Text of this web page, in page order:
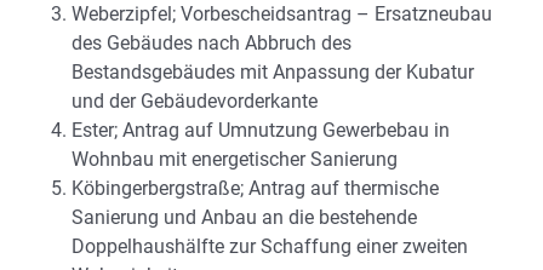
Weberzipfel; Vorbescheidsantrag – Ersatzneubau
des Gebäudes nach Abbruch des
Bestandsgebäudes mit Anpassung der Kubatur
und der Gebäudevorderkante
Ester; Antrag auf Umnutzung Gewerbebau in
Wohnbau mit energetischer Sanierung
Köbingerbergstraße; Antrag auf thermische
Sanierung und Anbau an die bestehende
Doppelhaushälfte zur Schaffung einer zweiten